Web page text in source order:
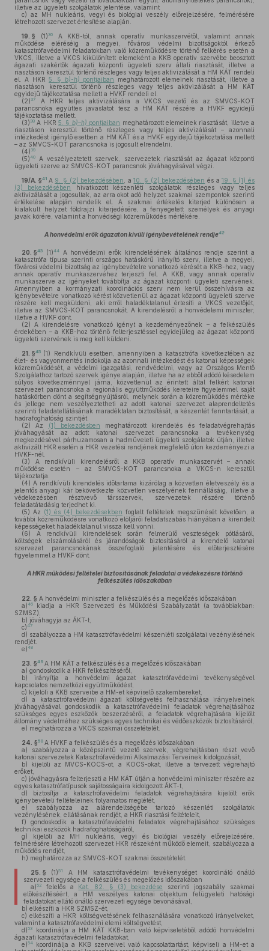
illetve az ügyeleti szolgálatok jelentése, valamint
c) az MH nukleáris, vegyi és biológiai veszély előrejelzésére, felmérésére
létrehozott szervezet értesítése alapján.
19. § (1) 36A KKB-tól, annak operatív munkaszervétől, valamint annak
működése eléréséig a megyei, fővárosi védelmi bizottságoktól érkező
katasztrófavédelmi feladatokban való közreműködésre történő felkérés esetén a
VKCS, illetve a VKCS kikülönített elemeként a KKB operatív szervébe beosztott
ágazati szakértők ágazati központi ügyeleti szerv általi riasztását, illetve a
riasztáson keresztül történő részleges vagy teljes aktivizálását a HM KÁT rendeli
el. A HKR5. § b)-h) pontjaiban
meghatározott elemeinek riasztását, illetve a
riasztáson keresztül történő részleges vagy teljes aktivizálását a HM KÁT
egyidejű tájékoztatása mellett a HVKF rendeli el.
(2) 37
A HKR teljes aktivizálására a VKCS vezető és az SMVCS-KOT
parancsnoka együttes javaslatot tesz a HM KÁT részére a HVKF egyidejű
tájékoztatása mellett.
(3) 38 A HKR5. § b)–h) pontjaiban meghatározott elemeinek riasztását, illetve a
riasztáson keresztül történő részleges vagy teljes aktivizálását – azonnali
intézkedést igénylő esetben a HM KÁT és a HVKF egyidejű tájékoztatása mellett
– az SMVCS-KOT parancsnoka is jogosult elrendelni.
(4) 39
(5)40
A veszélyeztetett szervek, szervezetek riasztását az ágazat központi
ügyeleti szerve az SMVCS-KOT parancsnok jóváhagyásával végzi.
19/A. §41 A 9. § (2) bekezdésében , a10. § (2) bekezdésében és a19. § (1) és
(3) bekezdésében
hivatkozott készenléti szolgálatok részleges vagy teljes
aktivizálását a jogosultak, az arra okot adó helyzet szakmai szempontok szerinti
értékelése alapján rendelik el. A szakmai értékelés kiterjed különösen a
kialakult helyzet földrajzi kiterjedésére, a fenyegetett személyek és anyagi
javak körére, valamint a honvédségi közreműködés mértékére.
A honvédelmi erők ágazaton kívüli igénybevételének rendje42
20. §43 (1)44A honvédelmi erők kirendelésének általános rendje szerint a
katasztrófa típusa szerinti országos hatáskörű irányító szerv, illetve a megyei,
fővárosi védelmi bizottság az igénybevételre vonatkozó kérését a KKB-hez, vagy
annak operatív munkaszervéhez terjeszti fel. A KKB, vagy annak operatív
munkaszerve az igényeket továbbítja az ágazat központi ügyeleti szervének.
Amennyiben a kormányzati koordinációs szerv nem kerül összehívásra az
igénybevételre vonatkozó kérést közvetlenül az ágazat központi ügyeleti szerve
részére kell megküldeni, aki erről haladéktalanul értesíti a VKCS vezetőjét,
illetve az SMVCS-KOT parancsnokát. A kirendelésről a honvédelemi miniszter,
illetve a HVKF dönt.
(2) A kirendelésre vonatkozó igényt a kezdeményezőnek – a felkészülés
érdekében – a KKB-hoz történő felterjesztéssel egyidejűleg az ágazat központi
ügyeleti szervének is meg kell küldeni.
21. §45 (1)
Rendkívüli esetben, amennyiben a katasztrófa következtében az
élet- és vagyonmentés indokolja az azonnali intézkedést és katonai képességek
közreműködését, a védelmi igazgatási, rendvédelmi, vagy az Országos Mentő
Szolgálathoz tartozó szervek igénye alapján, illetve ha az ebből adódó késedelem
súlyos következménnyel járna, közvetlenül az érintett által felkért katonai
szervezet parancsnoka a regionális együttműködés kereteire figyelemmel saját
hatáskörben dönt a segítségnyújtásról, melynek során a közreműködés mértéke
és jellege nem veszélyeztetheti az adott katonai szervezet alaprendeltetés
szerinti feladatellátásának maradéktalan biztosítását, a készenlét fenntartását, a
hadrafoghatóság szintjét.
(2) Az (1) bekezdésben meghatározott kirendelés és feladatvégrehajtás
jóváhagyását az adott katonai szervezet parancsnoka a tevékenység
megkezdésével párhuzamosan a hadműveleti ügyeleti szolgálatok útján, illetve
aktivizált HKR esetén a HKR vezetési rendjének megfelelő úton kezdeményezi a
HVKF-nél.
(3) A rendkívüli kirendelésről a KKB operatív munkaszervét – annak
működése esetén – az SMVCS-KOT parancsnoka a VKCS-n keresztül
tájékoztatja.
(4) A rendkívüli kirendelés időtartama kizárólag a közvetlen életveszély és a
jelentős anyagi kár bekövetkezte közvetlen veszélyének fennállásáig, illetve a
védekezésben résztvevő társszervek, szervezetek részére történő
feladatátadásig terjedhet ki.
(5) Az (1) és (4) bekezdésekben foglalt feltételek megszűnését követően, a
további közreműködésre vonatkozó elöljárói feladatszabás hiányában a kirendelt
képességeket haladéktalanul vissza kell vonni.
(6) A rendkívüli kirendelések során felmerülő veszteségek pótlásáról,
költségek elszámolásáról és járandóságok biztosításáról a kirendelő katonai
szervezet parancsnokának összefoglaló jelentésére és előterjesztésére
figyelemmel a HVKF dönt.
A HKR működési feltételei biztosításának feladatai a védekezésre történő
felkészülés időszakában
22. § A honvédelmi miniszter a felkészülés és a megelőzés időszakában
a)46
kiadja a HKR Szervezeti és Működési Szabályzatát (a továbbiakban:
SZMSZ),
b) jóváhagyja az ÁKT-t,
c)47
d) szabályozza a HM katasztrófavédelmi készenléti szolgálatai vezénylésének
rendjét.
e)48
23. §49 A HM KÁT a felkészülés és a megelőzés időszakában
a) gondoskodik a HKR felkészítéséről,
b) irányítja a honvédelmi ágazat katasztrófavédelmi tevékenységével
kapcsolatos nemzetközi együttműködést,
c) kijelöli a KKB szerveibe a HM-et képviselő szakembereket,
d) a katasztrófavédelmi ágazati költségvetés felhasználása irányelveinek
jóváhagyásával gondoskodik a katasztrófavédelmi feladatok végrehajtásához
szükséges egyes eszközök beszerzéséről, a feladatok végrehajtására kijelölt
állomány védelméhez szükséges egyes technikai és védőeszközök biztosításáról,
e) meghatározza a VKCS szakmai összetételét.
24. §50 A HVKF a felkészülés és a megelőzés időszakában
a) szabályozza a középszintű vezető szervek, végrehajtásban részt vevő
katonai szervezetek Katasztrófavédelmi Alkalmazási Terveinek kidolgozását,
b) kijelöli az MVCS-KOCS-ot, a KOCS-okat, illetve a tervezett végrehajtó
erőket,
c) jóváhagyásra felterjeszti a HM KÁT útján a honvédelmi miniszter részére az
egyes katasztrófatípusok sajátosságaira kidolgozott ÁKT-t,
d) biztosítja a katasztrófavédelmi feladatok végrehajtására kijelölt erők
igénybevételi feltételeinek folyamatos meglétét,
e) szabályozza az alárendeltségébe tartozó készenléti szolgálatok
vezénylésének, ellátásának rendjét, a HKR riasztási feltételeit,
f) gondoskodik a katasztrófavédelmi feladatok végrehajtásához szükséges
technikai eszközök hadrafoghatóságáról,
g) kijelöli az MH nukleáris, vegyi és biológiai veszély előrejelzésére,
felmérésére létrehozott szervezet HKR részeként működő elemeit, szabályozza a
működés rendjét,
h) meghatározza az SMVCS-KOT szakmai összetételét.
25. § (1)51
A HM katasztrófavédelmi tevékenységet koordináló önálló
szervezeti egysége a felkészülés és megelőzés időszakában
a)52 felelős a Kat. 82. § (3) bekezdése szerinti jogszabály szakmai
előkészítéséért, a HM veszélyes katonai objektum felügyeleti hatósági
feladatokat ellátó önálló szervezeti egysége bevonásával,
b) elkészíti a HKR SZMSZ-ét,
c) elkészíti a HKR költségvetésének felhasználására vonatkozó irányelveket,
valamint a katasztrófavédelmi elemi költségvetést,
d)53
koordinálja a HM KÁT KKB-ban való képviseletéből adódó honvédelmi
ágazati katasztrófavédelmi feladatokat,
e)54
koordinálja a KKB szerveivel való kapcsolattartást, képviseli a HM-et a